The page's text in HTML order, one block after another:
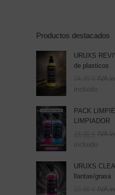
Productos destacados
URUXS
de plasticos
24,99 € IVA
incluido
PACK
LIMPIADOR
El
precio
era:
39,80 €.
24,90 € El
precio
es:
24,90 €.
IVA
incluido
URUXS
llantas/grasa
19,90 € IVA